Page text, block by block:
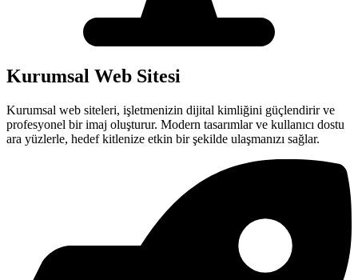
Kurumsal Web Sitesi
Kurumsal web siteleri, işletmenizin dijital kimliğini güçlendirir ve
profesyonel bir imaj oluşturur. Modern tasarımlar ve kullanıcı dostu
ara yüzlerle, hedef kitlenize etkin bir şekilde ulaşmanızı sağlar.